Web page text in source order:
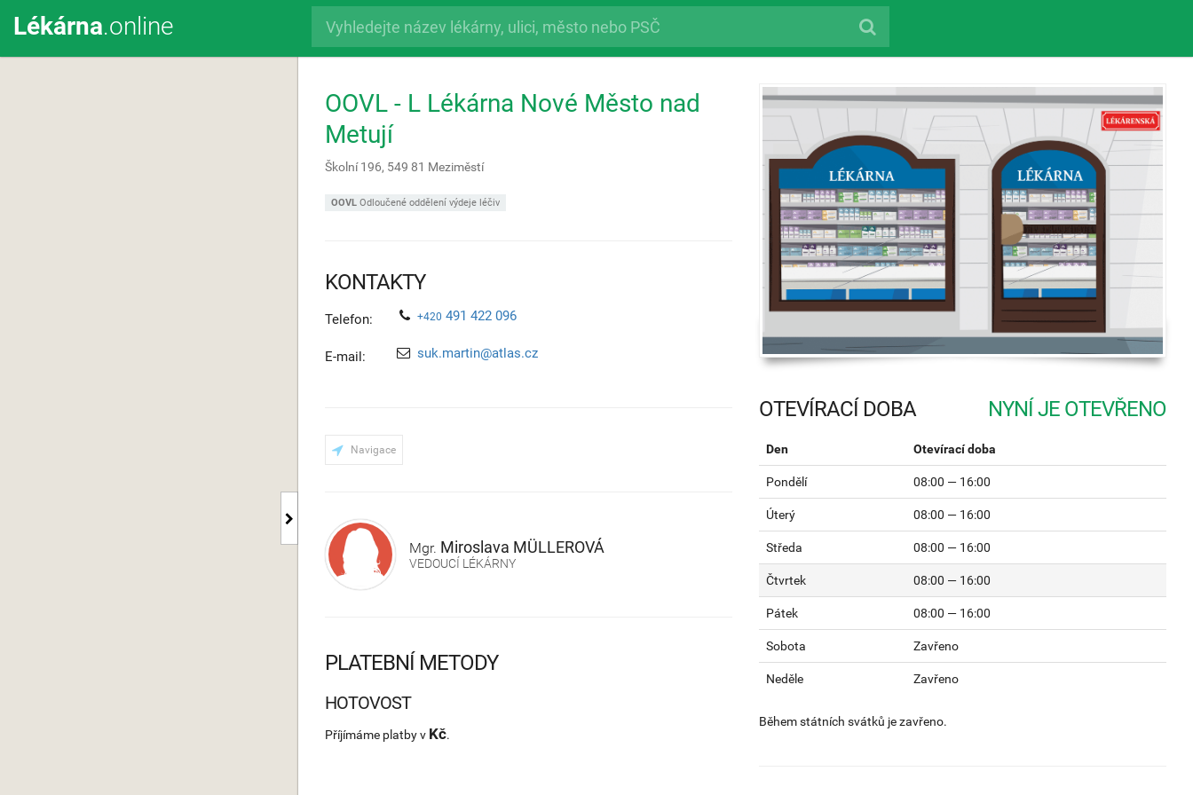
Lékárna.online
OOVL - L Lékárna Nové Město nad
Metují
Školní 196, 549 81 Meziměstí
OOVL Odloučené oddělení výdeje léčiv
KONTAKTY
Telefon: +420 491 422 096
E-mail: suk.martin@atlas.cz
Navigace
Mgr. Miroslava MÜLLEROVÁ
VEDOUCÍ LÉKÁRNY
OTEVÍRACÍ DOBA
Den Otevírací doba
Pondělí 08:00 — 16:00
Úterý 08:00 — 16:00
Středa 08:00 — 16:00
Čtvrtek 08:00 — 16:00
Pátek 08:00 — 16:00
Sobota Zavřeno
Neděle Zavřeno
Během státních svátků je zavřeno.
PLATEBNÍ METODY
HOTOVOST
Příjímáme platby v Kč.